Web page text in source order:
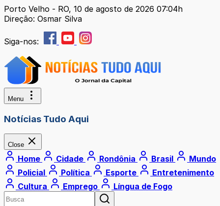
Porto Velho - RO, 10 de agosto de 2026 07:04h
Direção: Osmar Silva
Siga-nos:
Menu
Notícias Tudo Aqui
Close
Home Cidade Rondônia Brasil
Mundo
Policial
Política Esporte
Entretenimento
Cultura
Emprego Língua de Fogo